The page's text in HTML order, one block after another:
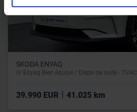
gebruik van hun services.
SKODA ENYAQ
iV Enyaq Bien équipé / Dispo de suite - TVAC
39.990 EUR | 41.025 km